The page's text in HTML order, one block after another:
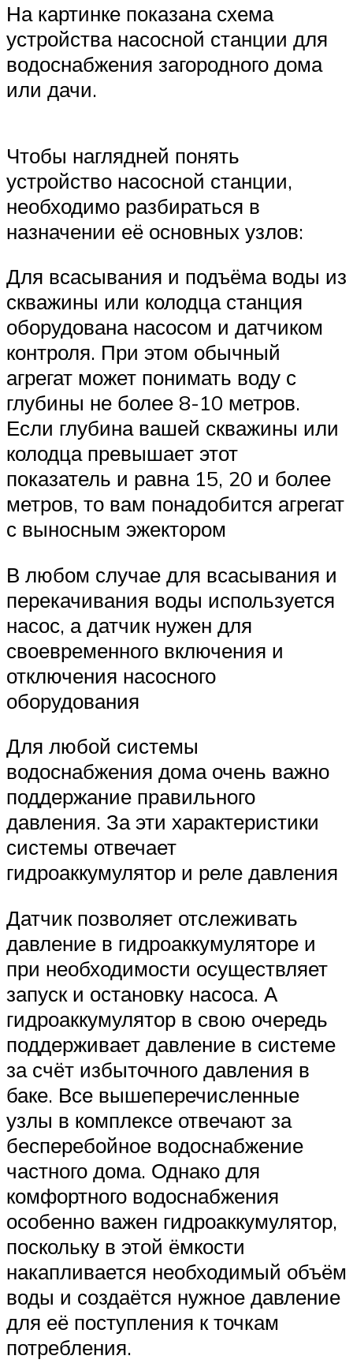
На картинке показана схема
устройства насосной станции для
водоснабжения загородного дома
или дачи.
Чтобы наглядней понять
устройство насосной станции,
необходимо разбираться в
назначении её основных узлов:
Для всасывания и подъёма воды из
скважины или колодца станция
оборудована насосом и датчиком
контроля. При этом обычный
агрегат может понимать воду с
глубины не более 8-10 метров.
Если глубина вашей скважины или
колодца превышает этот
показатель и равна 15, 20 и более
метров, то вам понадобится агрегат
с выносным эжектором
В любом случае для всасывания и
перекачивания воды используется
насос, а датчик нужен для
своевременного включения и
отключения насосного
оборудования
Для любой системы
водоснабжения дома очень важно
поддержание правильного
давления. За эти характеристики
системы отвечает
гидроаккумулятор и реле давления
Датчик позволяет отслеживать
давление в гидроаккумуляторе и
при необходимости осуществляет
запуск и остановку насоса. А
гидроаккумулятор в свою очередь
поддерживает давление в системе
за счёт избыточного давления в
баке. Все вышеперечисленные
узлы в комплексе отвечают за
бесперебойное водоснабжение
частного дома. Однако для
комфортного водоснабжения
особенно важен гидроаккумулятор,
поскольку в этой ёмкости
накапливается необходимый объём
воды и создаётся нужное давление
для её поступления к точкам
потребления.